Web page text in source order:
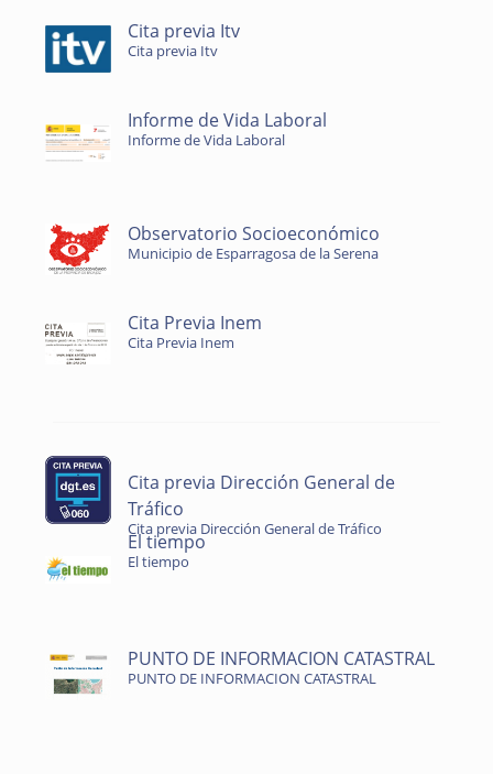
Cita previa Itv
Cita previa Itv
Informe de Vida Laboral
Informe de Vida Laboral
Observatorio Socioeconómico
Municipio de Esparragosa de la Serena
Cita Previa Inem
Cita Previa Inem
Cita previa Dirección General de
Tráfico
Cita previa Dirección General de Tráfico
El tiempo
El tiempo
PUNTO DE INFORMACION CATASTRAL
PUNTO DE INFORMACION CATASTRAL